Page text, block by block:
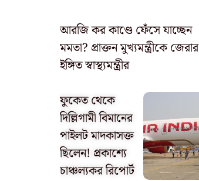
আরজি কর কাণ্ডে ফেঁসে যাচ্ছেন
মমতা? প্রাক্তন মুখ্যমন্ত্রীকে জেরার
ইঙ্গিত স্বাস্থ্যমন্ত্রীর
ফুকেত থেকে
দিল্লিগামী বিমানের
পাইলট মাদকাসক্ত
ছিলেন! প্রকাশ্যে
চাঞ্চল্যকর রিপোর্ট